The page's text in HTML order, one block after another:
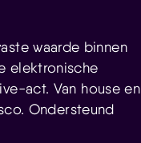
waarde binnen
elektronische
act. Van house en
Ondersteund